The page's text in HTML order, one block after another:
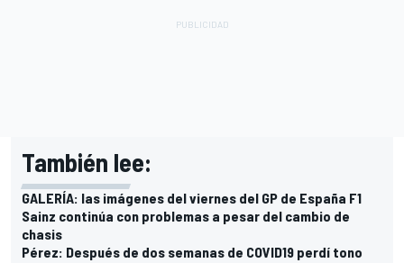
También lee:
GALERÍA: las imágenes del viernes del GP de España F1
Sainz continúa con problemas a pesar del cambio de
chasis
Pérez: Después de dos semanas de COVID19 perdí tono